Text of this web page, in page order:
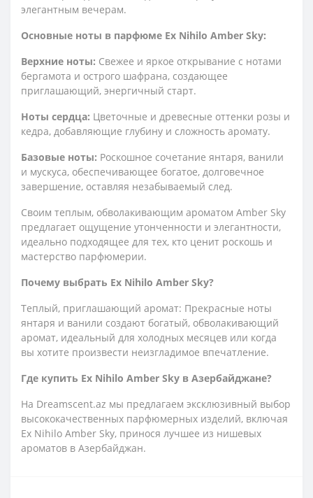
элегантным вечерам.
Основные ноты в парфюме Ex Nihilo Amber Sky:
Верхние ноты: Свежее и яркое открывание с нотами
бергамота и острого шафрана, создающее
приглашающий, энергичный старт.
Ноты сердца: Цветочные и древесные оттенки розы и
кедра, добавляющие глубину и сложность аромату.
Базовые ноты: Роскошное сочетание янтаря, ванили
и мускуса, обеспечивающее богатое, долговечное
завершение, оставляя незабываемый след.
Своим теплым, обволакивающим ароматом Amber Sky
предлагает ощущение утонченности и элегантности,
идеально подходящее для тех, кто ценит роскошь и
мастерство парфюмерии.
Почему выбрать Ex Nihilo Amber Sky?
Теплый, приглашающий аромат: Прекрасные ноты
янтаря и ванили создают богатый, обволакивающий
аромат, идеальный для холодных месяцев или когда
вы хотите произвести неизгладимое впечатление.
Где купить Ex Nihilo Amber Sky в Азербайджане?
На Dreamscent.az мы предлагаем эксклюзивный выбор
высококачественных парфюмерных изделий, включая
Ex Nihilo Amber Sky, принося лучшее из нишевых
ароматов в Азербайджан.